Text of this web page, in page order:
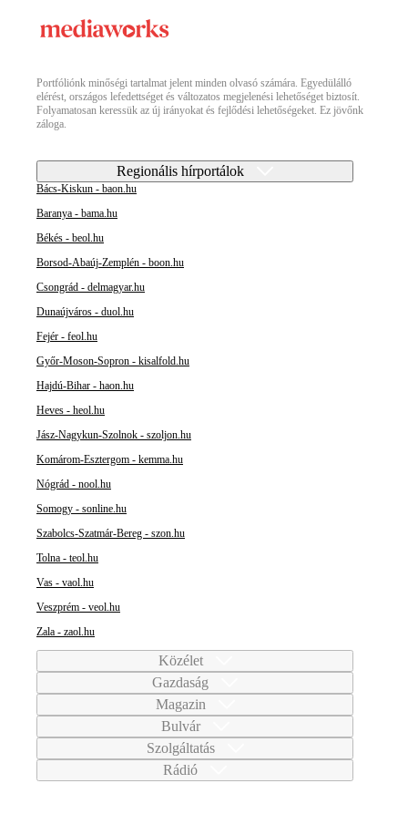
Portfóliónk minőségi tartalmat jelent minden olvasó számára. Egyedülálló
elérést, országos lefedettséget és változatos megjelenési lehetőséget biztosít.
Folyamatosan keressük az új irányokat és fejlődési lehetőségeket. Ez jövőnk
záloga.
Regionális hírportálok
Bács-Kiskun - baon.hu
Baranya - bama.hu
Békés - beol.hu
Borsod-Abaúj-Zemplén - boon.hu
Csongrád - delmagyar.hu
Dunaújváros - duol.hu
Fejér - feol.hu
Győr-Moson-Sopron - kisalfold.hu
Hajdú-Bihar - haon.hu
Heves - heol.hu
Jász-Nagykun-Szolnok - szoljon.hu
Komárom-Esztergom - kemma.hu
Nógrád - nool.hu
Somogy - sonline.hu
Szabolcs-Szatmár-Bereg - szon.hu
Tolna - teol.hu
Vas - vaol.hu
Veszprém - veol.hu
Zala - zaol.hu
Közélet
Gazdaság
Magazin
Bulvár
Szolgáltatás
Rádió